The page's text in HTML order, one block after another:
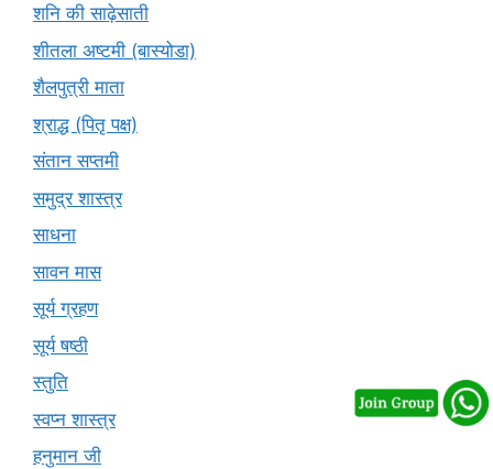
शनि की साढ़ेसाती
शीतला अष्टमी (बास्योडा)
शैलपुत्री माता
श्राद्ध (पितृ पक्ष)
संतान सप्तमी
समुद्र शास्त्र
साधना
सावन मास
सूर्य ग्रहण
सूर्य षष्ठी
स्तुति
स्वप्न शास्त्र
हनुमान जी